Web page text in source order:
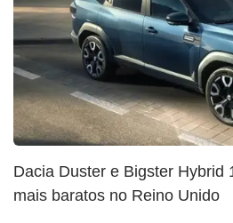
Dacia Duster e Bigster Hybrid
mais baratos no Reino Unido